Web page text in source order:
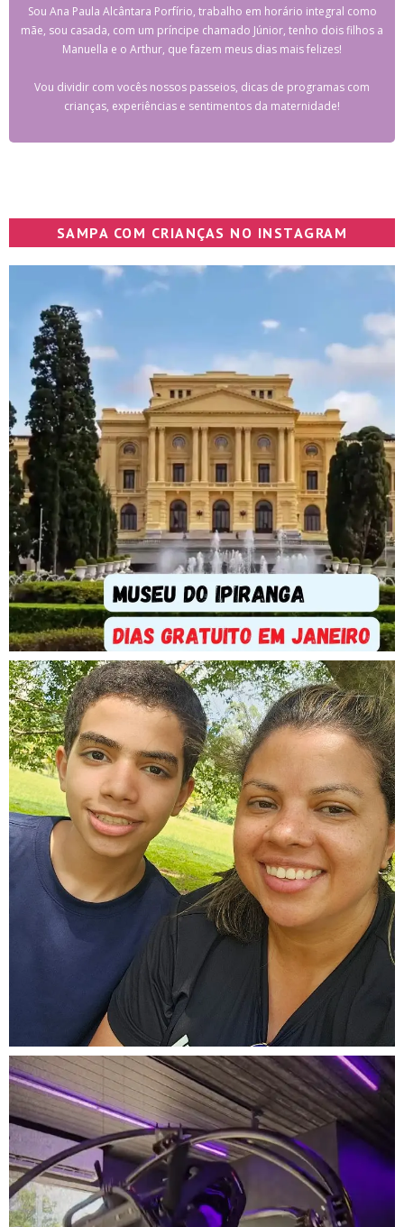
Sou Ana Paula Alcântara Porfírio, trabalho em horário integral como
mãe, sou casada, com um príncipe chamado Júnior, tenho dois filhos a
Manuella e o Arthur, que fazem meus dias mais felizes!
Vou dividir com vocês nossos passeios, dicas de programas com
crianças, experiências e sentimentos da maternidade!
SAMPA COM CRIANÇAS NO INSTAGRAM